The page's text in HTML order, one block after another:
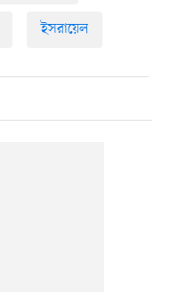
ইসরায়েল